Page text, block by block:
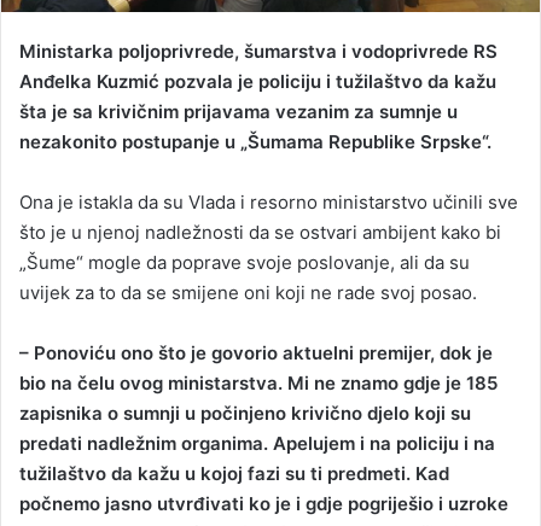
Ministarka poljoprivrede, šumarstva i vodoprivrede RS
Anđelka Kuzmić pozvala je policiju i tužilaštvo da kažu
šta je sa krivičnim prijavama vezanim za sumnje u
nezakonito postupanje u „Šumama Republike Srpske“.
Ona je istakla da su Vlada i resorno ministarstvo učinili sve
što je u njenoj nadležnosti da se ostvari ambijent kako bi
„Šume“ mogle da poprave svoje poslovanje, ali da su
uvijek za to da se smijene oni koji ne rade svoj posao.
– Ponoviću ono što je govorio aktuelni premijer, dok je
bio na čelu ovog ministarstva. Mi ne znamo gdje je 185
zapisnika o sumnji u počinjeno krivično djelo koji su
predati nadležnim organima. Apelujem i na policiju i na
tužilaštvo da kažu u kojoj fazi su ti predmeti. Kad
počnemo jasno utvrđivati ko je i gdje pogriješio i uzroke